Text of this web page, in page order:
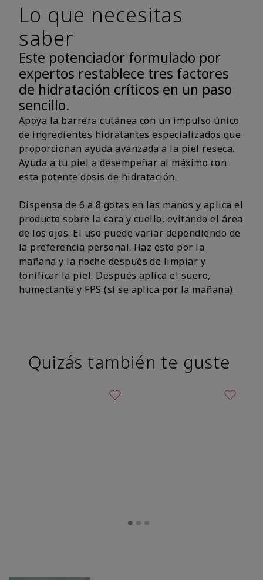
Lo que necesitas
saber
Este potenciador formulado por
expertos restablece tres factores
de hidratación críticos en un paso
sencillo.
Apoya la barrera cutánea con un impulso único
de ingredientes hidratantes especializados que
proporcionan ayuda avanzada a la piel reseca.
Ayuda a tu piel a desempeñar al máximo con
esta potente dosis de hidratación.
Dispensa de 6 a 8 gotas en las manos y aplica el
producto sobre la cara y cuello, evitando el área
de los ojos. El uso puede variar dependiendo de
la preferencia personal. Haz esto por la
mañana y la noche después de limpiar y
tonificar la piel. Después aplica el suero,
humectante y FPS (si se aplica por la mañana).
Quizás también te guste